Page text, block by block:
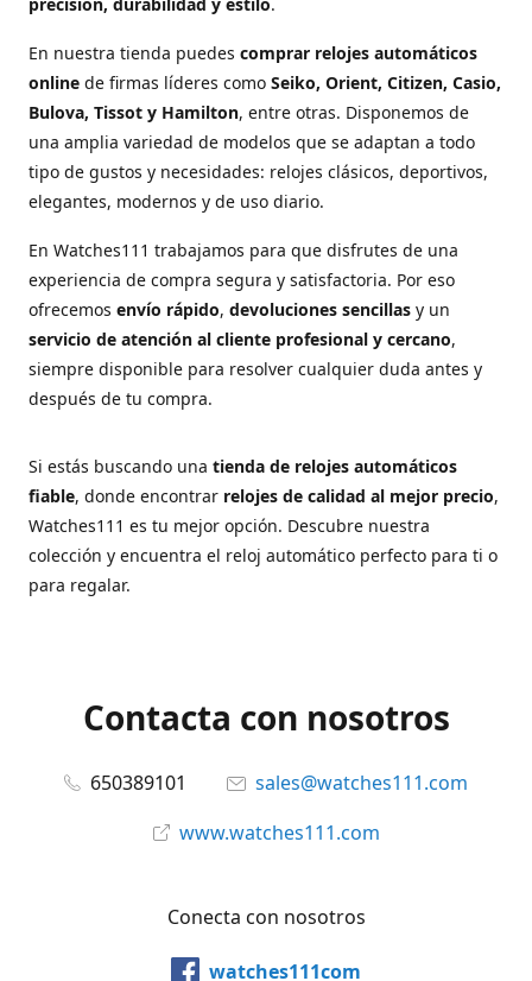
En nuestra tienda puedes comprar relojes automáticos
online de firmas líderes como Seiko, Orient, Citizen, Casio,
Bulova, Tissot y Hamilton, entre otras. Disponemos de
una amplia variedad de modelos que se adaptan a todo
tipo de gustos y necesidades: relojes clásicos, deportivos,
elegantes, modernos y de uso diario.
En Watches111 trabajamos para que disfrutes de una
experiencia de compra segura y satisfactoria. Por eso
ofrecemos envío rápido, devoluciones sencillas y un
servicio de atención al cliente profesional y cercano,
siempre disponible para resolver cualquier duda antes y
después de tu compra.
Si estás buscando una tienda de relojes automáticos
fiable, donde encontrar relojes de calidad al mejor precio,
Watches111 es tu mejor opción. Descubre nuestra
colección y encuentra el reloj automático perfecto para ti o
para regalar.
Contacta con nosotros
650389101
sales@watches111.com
www.watches111.com
Conecta con nosotros
watches111com